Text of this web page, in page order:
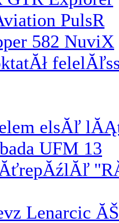
PulsR
582 NuviX
elsĂľ
UFM 13
Lenarcic